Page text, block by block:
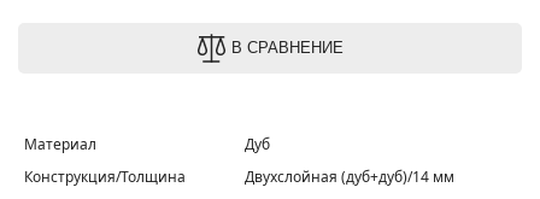
В СРАВНЕНИЕ
Материал
Дуб
Конструкция/Толщина
Двухслойная (дуб+дуб)/14 мм